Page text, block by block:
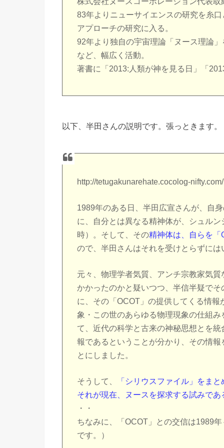
83年よりニューサイエンスの研究を糸
アプローチの研究に入る。
92年より独自の宇宙理論「ヌース理論
など、幅広く活動。
著書に「2013:人類が神を見る日」「
以下、半田さんの説明です。張っときます。
http://tetugakunarehate.cocolog-
1989年のある日、半田広宣さんが、自
に、自分とは異なる精神体が、シュル
時）。そして、その精神体は、自らを
ので、半田さんはそれを受けとらずに
元々、物理学者気質、アンチ宗教家気
かかったのかと疑いつつ、半信半疑で
に、その「OCOT」の提供してくる情
象・この世のあらゆる物理現象の仕組
て、近代の科学と古来の神秘思想とを
報であるということが分かり、その情報
とにしました。
そうして、
「シリウスファイル」をま
それが現在、ヌースを探求する試みで
・・
ちなみに、「OCOT」との交信は1989
です。）